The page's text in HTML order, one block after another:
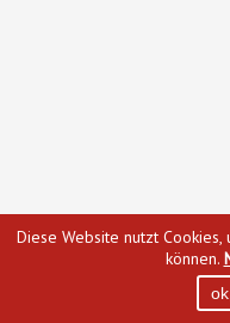
Diese Website nutzt
können.